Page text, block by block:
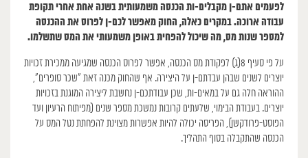
לפעמים אתם-ן מקבלים-ות הכנסה משמעותית בשנה אחת אחרי תקופת
עבודה ארוכה. במקרים כאלה, החוק מאפשר לכם-ן לפרוס את ההכנסה
למספר שנות מס, מה שיכול להפחית באופן משמעותי את המס שתשלמו.
על פי סעיף 8(ג) לפקודת מס הכנסה, אפשר לפרוס הכנסה שמגיעה ממכירת זכויות
יוצרים לשנים שבהן עבדתם-ן על היצירה. אף שהחוק מכנה זאת “שכר סופרים”,
ההוראה חלה גם על במאים-ות, שכן עבודתכם-ן נחשבת ליצירה המוגנת בזכויות
יוצרים. בעבודת הבימוי, שלעתים קרובות נמשכת מספר שנים (מפיתוח הרעיון ועד
הפוסט-פרודקשן), הפריסה יכולה להיות אפשרות מצוינת להפחתת נטל המס על
הכנסה שהתקבלה בסוף התהליך.